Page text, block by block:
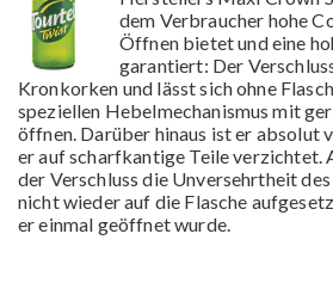
dem Verbraucher hohe
Öffnen bietet und eine
garantiert: Der
Kronkorken und lässt sich ohne
speziellen Hebelmechanismus mit
öffnen. Darüber hinaus ist er absolut
er auf scharfkantige Teile verzichtet.
der Verschluss die Unversehrtheit
nicht wieder auf die Flasche
er einmal geöffnet wurde.